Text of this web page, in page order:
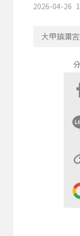
2026-04-26
大甲鎮瀾